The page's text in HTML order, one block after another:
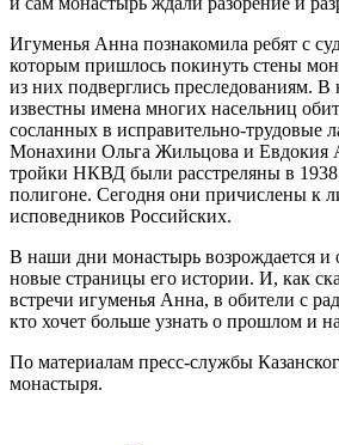
Игуменья Анна познакомила ребят с
которым пришлось покинуть стены
из них подверглись преследованиям.
известны имена многих насельниц
сосланных в исправительно-трудовые
Монахини Ольга Жильцова и Евдокия
тройки НКВД были расстреляны в 1938
полигоне. Сегодня они причислены к
исповедников Российских.
В наши дни монастырь возрождается и
новые страницы его истории. И, как
встречи игуменья Анна, в обители с
кто хочет больше узнать о прошлом и
По материалам пресс-службы
монастыря.